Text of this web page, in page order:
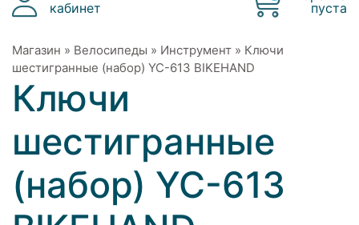
кабинет
пуста
Магазин » Велосипеды » Инструмент » Ключи
шестигранные (набор) YC-613 BIKEHAND
Ключи
шестигранные
(набор) YC-613